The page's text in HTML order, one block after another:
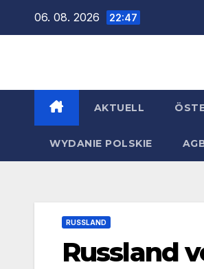
06. 08. 2026 22:47
AKTUELL
WYDANIE POLSKIE
RUSSLAND
Russland